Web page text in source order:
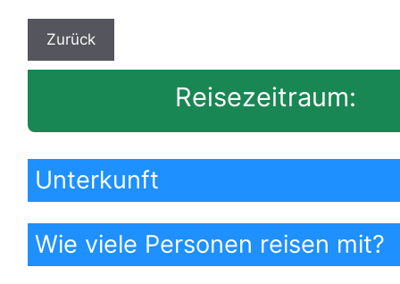
Reisezeitraum:
Unterkunft
Wie viele Personen reisen mit?